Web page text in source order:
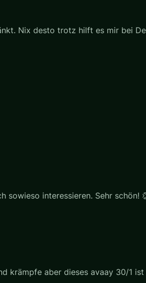
Nix desto trotz hilft es mir bei
sowieso interessieren. Sehr schön!
krämpfe aber dieses avaay 30/1